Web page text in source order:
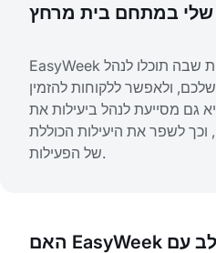
EasyWeek מציעה פלטפורמה מרכזית שבה תוכלו לנהל
ולאפשר ללקוחות להזמין
גם מסייעת לנהל ביעילות את
לשפר את היעילות הכוללת
של הפעילות.
האם EasyWeek יכולה להשתלב עם